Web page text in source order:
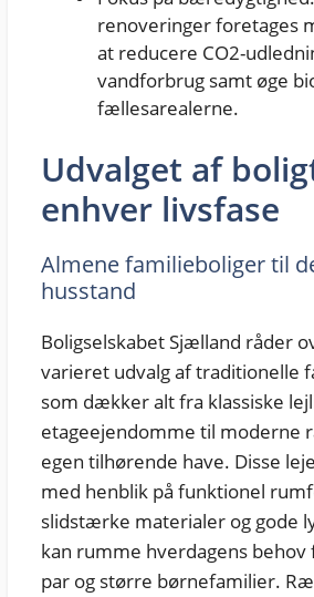
renoveringer foretages
at reducere CO2-
vandforbrug samt øge
fællesarealerne.
Udvalget af
enhver livsfase
Almene familieboliger til
husstand
Boligselskabet Sjælland råder
varieret udvalg af traditionelle
som dækker alt fra klassiske
etageejendomme til moderne
egen tilhørende have. Disse
med henblik på funktionel
slidstærke materialer og gode
kan rumme hverdagens behov
par og større børnefamilier.